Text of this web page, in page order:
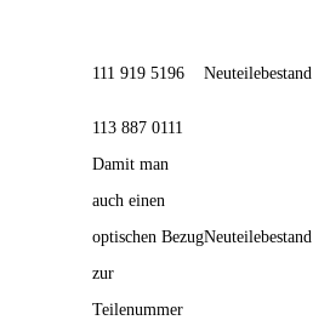
111 919 5196 Neuteilebestand
113 887 0111
Damit man
auch einen
optischen Bezug
zur
Teilenummer
Neuteilebestand